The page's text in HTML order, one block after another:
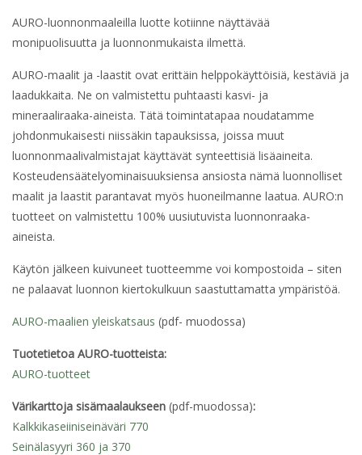
AURO-luonnonmaaleilla luotte kotiinne näyttävää
monipuolisuutta ja luonnonmukaista ilmettä.
AURO-maalit ja -laastit ovat erittäin helppokäyttöisiä, kestäviä ja
laadukkaita. Ne on valmistettu puhtaasti kasvi- ja
mineraaliraaka-aineista. Tätä toimintatapaa noudatamme
johdonmukaisesti niissäkin tapauksissa, joissa muut
luonnonmaalivalmistajat käyttävät synteettisiä lisäaineita.
Kosteudensäätelyominaisuuksiensa ansiosta nämä luonnolliset
maalit ja laastit parantavat myös huoneilmanne laatua. AURO:n
tuotteet on valmistettu 100% uusiutuvista luonnonraaka-
aineista.
Käytön jälkeen kuivuneet tuotteemme voi kompostoida – siten
ne palaavat luonnon kiertokulkuun saastuttamatta ympäristöä.
AURO-maalien yleiskatsaus (pdf- muodossa)
Tuotetietoa AURO-tuotteista:
AURO-tuotteet
Värikarttoja sisämaalaukseen (pdf-muodossa):
Kalkkikaseiiniseinäväri 770
Seinälasyyri 360 ja 370